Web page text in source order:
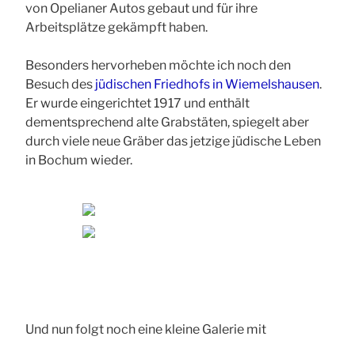
von Opelianer Autos gebaut und für ihre
Arbeitsplätze gekämpft haben.
Besonders hervorheben möchte ich noch den
Besuch des jüdischen Friedhofs in Wiemelshausen.
Er wurde eingerichtet 1917 und enthält
dementsprechend alte Grabstäten, spiegelt aber
durch viele neue Gräber das jetzige jüdische Leben
in Bochum wieder.
Und nun folgt noch eine kleine Galerie mit